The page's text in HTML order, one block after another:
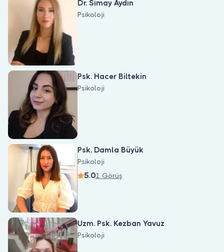
Dr. Simay Aydın
Psikoloji
Psk. Hacer Biltekin
Psikoloji
Psk. Damla Büyük
Psikoloji
5.01 Görüş
Uzm. Psk. Kezban Yavuz
Psikoloji